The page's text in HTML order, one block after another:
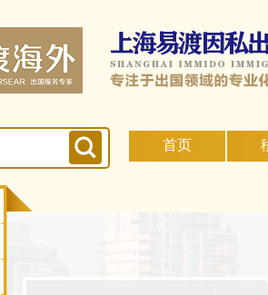
首页